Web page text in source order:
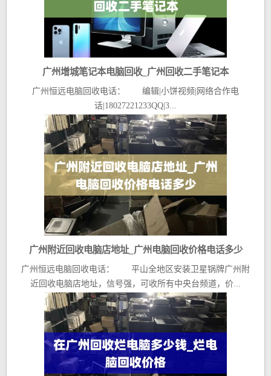
广州增城笔记本电脑回收_广州回收二手笔记本
广州恒远电脑回收电话： 编辑|小饼视频|网络合作电
话|18027221233QQ|3...
广州附近回收电脑店地址_广州电脑回收价格电话多少
广州恒远电脑回收电话： 平山全地区安装卫星锅牌广州附
近回收电脑店地址，信号强，可收所有中央台频道，价...